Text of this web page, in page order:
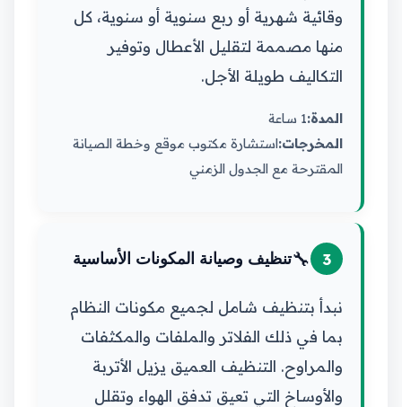
وقائية شهرية أو ربع سنوية أو سنوية، كل
منها مصممة لتقليل الأعطال وتوفير
التكاليف طويلة الأجل.
المدة:1 ساعة
المخرجات:استشارة مكتوب موقع وخطة الصيانة
المقترحة مع الجدول الزمني
3
🔧تنظيف وصيانة المكونات الأساسية
نبدأ بتنظيف شامل لجميع مكونات النظام
بما في ذلك الفلاتر والملفات والمكثفات
والمراوح. التنظيف العميق يزيل الأتربة
والأوساخ التي تعيق تدفق الهواء وتقلل